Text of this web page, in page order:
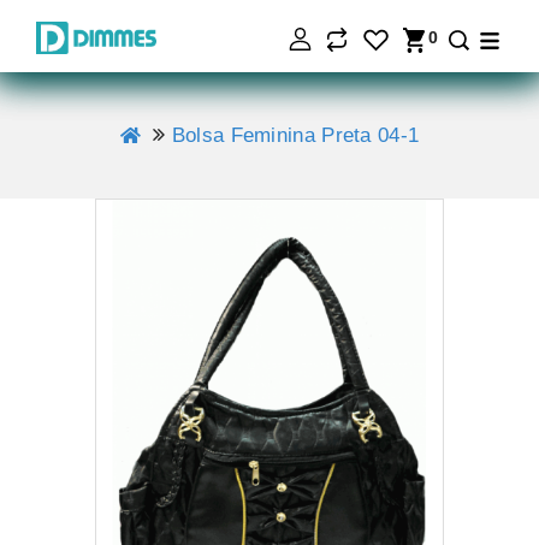
0
Bolsa Feminina Preta 04-1